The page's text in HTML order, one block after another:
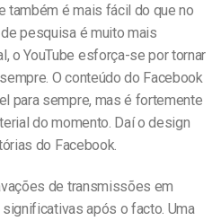
também é mais fácil do que no
pesquisa é muito mais
o YouTube esforça-se por tornar
O conteúdo do Facebook
para sempre, mas é fortemente
do momento. Daí o design
do Facebook.
de transmissões em
após o facto. Uma